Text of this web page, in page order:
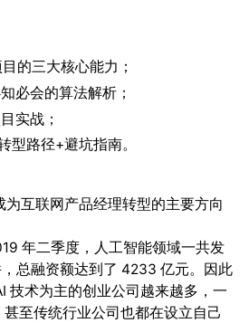
的三大核心能力；
必会的算法解析；
实战；
型路径+避坑指南。
为互联网产品经理转型的主要方向
年二季度，人工智能领域一共发
总融资额达到了 4233 亿元。因此
技术为主的创业公司越来越多，一
至传统行业公司也都在设立自己